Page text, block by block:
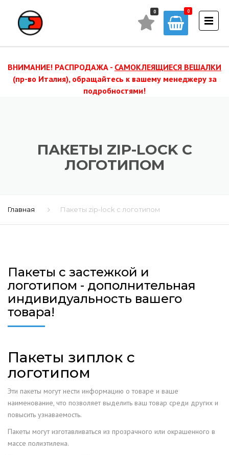
0
ВНИМАНИЕ! РАСПРОДАЖА - САМОКЛЕЯЩИЕСЯ ВЕШАЛКИ
(пр-во Италия), обращайтесь к вашему менеджеру за
подробностями!
ПАКЕТЫ ZIP-LOCK С
ЛОГОТИПОМ
Главная Пакеты zip-lock с логотипом
Пакеты с застежкой и
логотипом - дополнительная
индивидуальность вашего
товара!
Пакеты зиплок с
логотипом
Эти пакеты могут нести информацию о товаре и ваше
наименование, что позволяет выделить ваш товар среди других и
повысить узнаваемость.
Пакеты могут изготавливаться из прозрачного или окрашенного в
массе полиэтилена.